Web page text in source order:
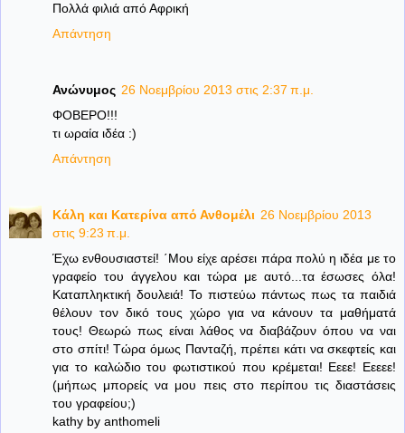
Πολλά φιλιά από Αφρική
Απάντηση
Ανώνυμος 26 Νοεμβρίου 2013 στις 2:37 π.μ.
ΦΟΒΕΡΟ!!!
τι ωραία ιδέα :)
Απάντηση
Κάλη και Κατερίνα από Ανθομέλι 26 Νοεμβρίου 2013
στις 9:23 π.μ.
Έχω ενθουσιαστεί! ΄Μου είχε αρέσει πάρα πολύ η ιδέα με το
γραφείο του άγγελου και τώρα με αυτό...τα έσωσες όλα!
Καταπληκτική δουλειά! Το πιστεύω πάντως πως τα παιδιά
θέλουν τον δικό τους χώρο για να κάνουν τα μαθήματά
τους! Θεωρώ πως είναι λάθος να διαβάζουν όπου να ναι
στο σπίτι! Τώρα όμως Πανταζή, πρέπει κάτι να σκεφτείς και
για το καλώδιο του φωτιστικού που κρέμεται! Εεεε! Εεεεε!
(μήπως μπορείς να μου πεις στο περίπου τις διαστάσεις
του γραφείου;)
kathy by anthomeli